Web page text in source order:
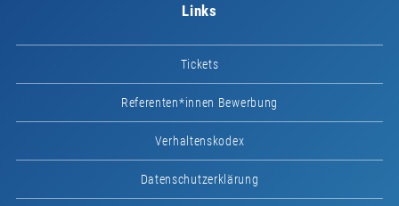
Links
Tickets
Referenten*innen Bewerbung
Verhaltenskodex
Datenschutzerklärung